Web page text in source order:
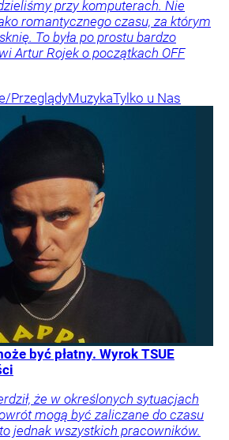
przy komputerach. Nie
romantycznego czasu, za którym
To była po prostu bardzo
Artur Rojek o początkach OFF
PrzeglądyMuzykaTylko u Nas
być płatny. Wyrok TSUE
że w określonych sytuacjach
mogą być zaliczane do czasu
jednak wszystkich pracowników.